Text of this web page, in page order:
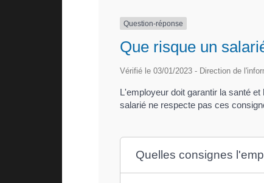
Question-réponse
Que risque un
Vérifié le 03/01/2023 - Direction de
L'employeur doit garantir la santé
salarié ne respecte pas ces
Quelles consignes